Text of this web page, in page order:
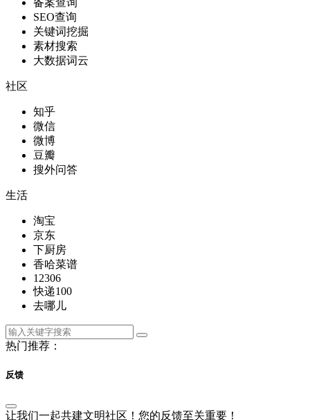
备案查询
SEO查询
关键词挖掘
素材搜索
大数据词云
社区
知乎
微信
微博
豆瓣
搜外问答
生活
淘宝
京东
下厨房
香哈菜谱
12306
快递100
去哪儿
热门推荐：
反馈
让我们一起共建文明社区！您的反馈至关重要！